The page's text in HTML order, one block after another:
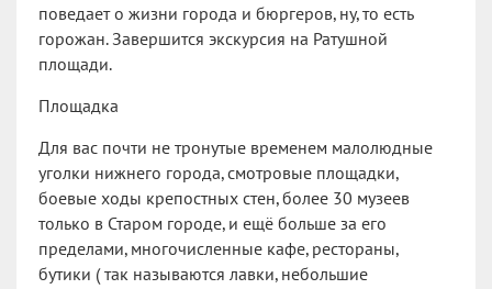
поведает о жизни города и бюргеров, ну, то есть
горожан. Завершится экскурсия на Ратушной
площади.
Площадка
Для вас почти не тронутые временем малолюдные
уголки нижнего города, смотровые площадки,
боевые ходы крепостных стен, более 30 музеев
только в Старом городе, и ещё больше за его
пределами, многочисленные кафе, рестораны,
бутики ( так называются лавки, небольшие